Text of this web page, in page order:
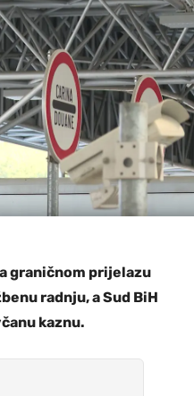
graničnom prijelazu
radnju, a Sud BiH
kaznu.